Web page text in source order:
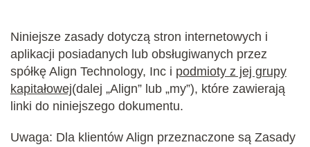
Niniejsze zasady dotyczą stron internetowych i
aplikacji posiadanych lub obsługiwanych przez
spółkę Align Technology, Inc i podmioty z jej grupy
kapitałowej(dalej „Align” lub „my”), które zawierają
linki do niniejszego dokumentu.
Uwaga: Dla klientów Align przeznaczone są Zasady